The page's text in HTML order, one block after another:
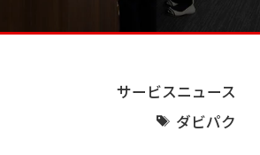
サービスニュース
ダビパク